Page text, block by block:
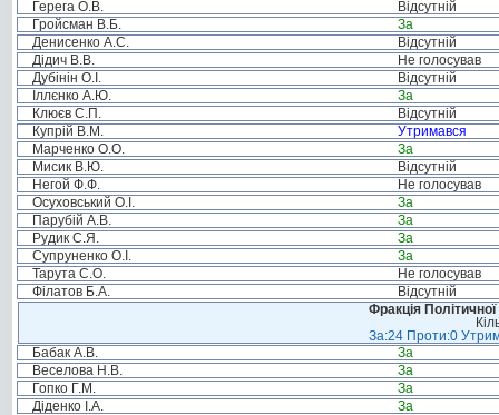
Герега О.В.
Відсутній
Гройсман В.Б.
За
Денисенко А.С.
Відсутній
Дідич В.В.
Не голосував
Дубінін О.І.
Відсутній
Іллєнко А.Ю.
За
Клюєв С.П.
Відсутній
Купрій В.М.
Утримався
Марченко О.О.
За
Мисик В.Ю.
Відсутній
Негой Ф.Ф.
Не голосував
Осуховський О.І.
За
Парубій А.В.
За
Рудик С.Я.
За
Супруненко О.І.
За
Тарута С.О.
Не голосував
Філатов Б.А.
Відсутній
Фракція
За:24 Проти:0
Бабак А.В.
За
Веселова Н.В.
За
Гопко Г.М.
За
Діденко І.А.
За